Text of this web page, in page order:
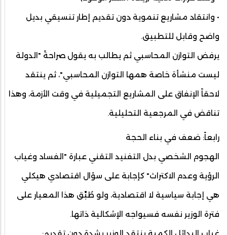
• وانتقاد مشاريع تنموية دون تقديم إطار تنسيقي بديل
واضح وقابل للتطبيق.
يرفض التوازن المحاسبي ثم يطالب به يقول صراحةً "الدولة
ليست منشأة خاصة همها التوازن المحاسبي"، ثم ينتقد
لاحقاً الإنفاق على المشاريع التجميلية في وقت الأزمة، وهذا
تناقض في المرجعية التحليلية.
رابعاً: ضعف في بناء الحجة
الهجوم الشخصي بدل التفنيد التقني عبارة "الفساد وغياب
الرؤية وعدم الاكتراث" كإجابة على سؤال اقتصادي هيكلي
هي إجابة سياسية لا اقتصادية، ولو طُبِّق هذا المعيار على
فترة الوزير نفسه فسيواجه الإشكالية ذاتها.